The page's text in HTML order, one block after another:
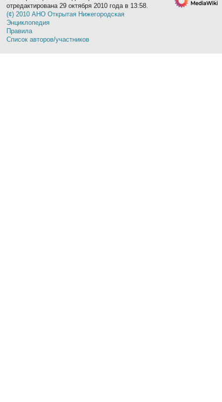
отредактирована 29 октября 2010 года в 13:58.
(¢) 2010 АНО Открытая Нижегородская
Энциклопедия
Правила
Список авторов/участников